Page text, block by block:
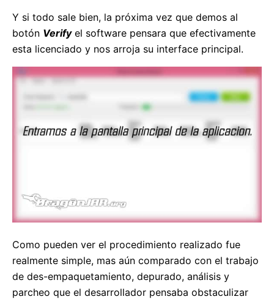
Y si todo sale bien, la próxima vez que demos al
botón Verifyel software pensara que efectivamente
esta licenciado y nos arroja su interface principal.
Como pueden ver el procedimiento realizado fue
realmente simple, mas aún comparado con el trabajo
de des-empaquetamiento, depurado, análisis y
parcheo que el desarrollador pensaba obstaculizar